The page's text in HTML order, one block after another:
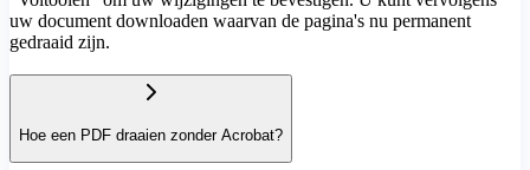
uw document downloaden waarvan de pagina's nu permanent
gedraaid zijn.
Hoe een PDF draaien zonder Acrobat?